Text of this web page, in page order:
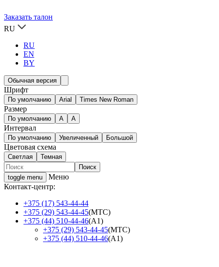
Заказать талон
RU
RU
EN
BY
Обычная версия
Шрифт
По умолчанию Arial Times New Roman
Размер
По умолчанию A A
Интервал
По умолчанию Увеличенный Большой
Цветовая схема
Светлая Темная
toggle menu
Меню
Контакт-центр:
+375 (17) 543-44-44
+375 (29) 543-44-45(МТС)
+375 (44) 510-44-46(А1)
+375 (29) 543-44-45(МТС)
+375 (44) 510-44-46(А1)